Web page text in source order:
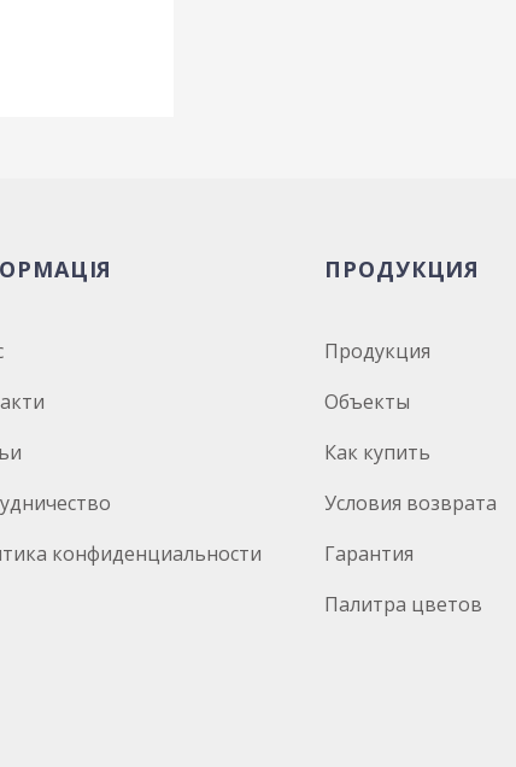
конфиденциальности
ПРОДУКЦИЯ
Продукция
Объекты
Как купить
Условия возврата
Гарантия
Палитра цветов